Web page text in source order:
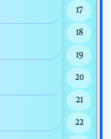
17
18
19
20
21
22